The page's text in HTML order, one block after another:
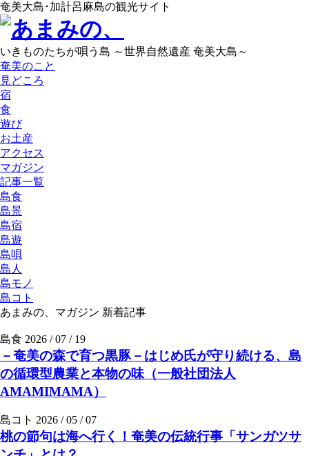
奄美大島･加計呂麻島の観光サイト
いきものたちが唄う島 ～世界自然遺産 奄美大島～
奄美のこと
見どころ
宿
食
遊び
お土産
アクセス
マガジン
記事一覧
島食
島景
島宿
島遊
島唄
島人
島モノ
島コト
あまみの、マガジン 新着記事
島食 2026 / 07 / 19
－奄美の森で育つ黒豚－はじめ氏が守り続ける、島
の循環型農業と本物の味（一般社団法人
AMAMIMAMA）
島コト 2026 / 05 / 07
桃の節句は海へ行く！奄美の伝統行事「サンガツサ